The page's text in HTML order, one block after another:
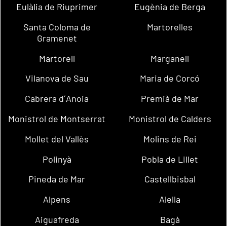
Eulàlia de Riuprimer
Eugènia de Berga
Santa Coloma de
Gramenet
Martorelles
Martorell
Marganell
Vilanova de Sau
Maria de Corcó
Cabrera d´Anoia
Premià de Mar
Monistrol de Montserrat
Monistrol de Calders
Mollet del Vallès
Molins de Rei
Polinyà
Pobla de Lillet
Pineda de Mar
Castellbisbal
Alpens
Alella
Aiguafreda
Bagà